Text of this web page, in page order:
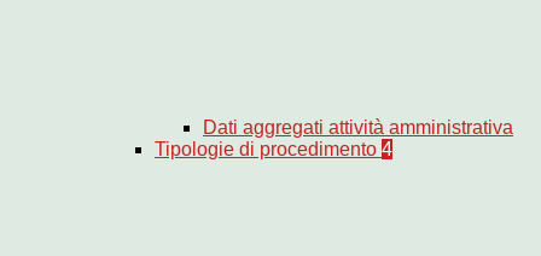
Dati aggregati attività amministrativa
Tipologie di procedimento 4